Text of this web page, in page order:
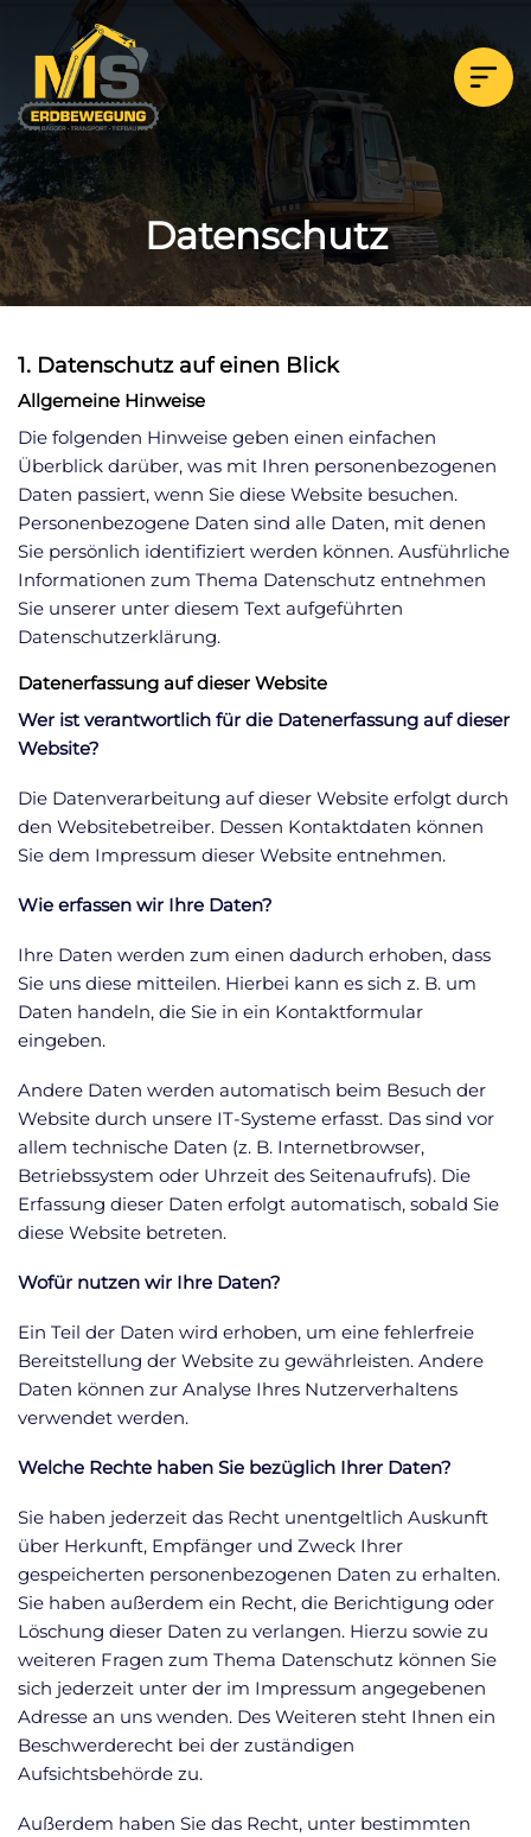
Datenschutz
1. Datenschutz auf einen Blick
Allgemeine Hinweise
Die folgenden Hinweise geben einen einfachen
Überblick darüber, was mit Ihren personenbezogenen
Daten passiert, wenn Sie diese Website besuchen.
Personenbezogene Daten sind alle Daten, mit denen
Sie persönlich identifiziert werden können. Ausführliche
Informationen zum Thema Datenschutz entnehmen
Sie unserer unter diesem Text aufgeführten
Datenschutzerklärung.
Datenerfassung auf dieser Website
Wer ist verantwortlich für die Datenerfassung auf dieser
Website?
Die Datenverarbeitung auf dieser Website erfolgt durch
den Websitebetreiber. Dessen Kontaktdaten können
Sie dem Impressum dieser Website entnehmen.
Wie erfassen wir Ihre Daten?
Ihre Daten werden zum einen dadurch erhoben, dass
Sie uns diese mitteilen. Hierbei kann es sich z. B. um
Daten handeln, die Sie in ein Kontaktformular
eingeben.
Andere Daten werden automatisch beim Besuch der
Website durch unsere IT-Systeme erfasst. Das sind vor
allem technische Daten (z. B. Internetbrowser,
Betriebssystem oder Uhrzeit des Seitenaufrufs). Die
Erfassung dieser Daten erfolgt automatisch, sobald Sie
diese Website betreten.
Wofür nutzen wir Ihre Daten?
Ein Teil der Daten wird erhoben, um eine fehlerfreie
Bereitstellung der Website zu gewährleisten. Andere
Daten können zur Analyse Ihres Nutzerverhaltens
verwendet werden.
Welche Rechte haben Sie bezüglich Ihrer Daten?
Sie haben jederzeit das Recht unentgeltlich Auskunft
über Herkunft, Empfänger und Zweck Ihrer
gespeicherten personenbezogenen Daten zu erhalten.
Sie haben außerdem ein Recht, die Berichtigung oder
Löschung dieser Daten zu verlangen. Hierzu sowie zu
weiteren Fragen zum Thema Datenschutz können Sie
sich jederzeit unter der im Impressum angegebenen
Adresse an uns wenden. Des Weiteren steht Ihnen ein
Beschwerderecht bei der zuständigen
Aufsichtsbehörde zu.
Außerdem haben Sie das Recht, unter bestimmten
Impressum
Datenschutz